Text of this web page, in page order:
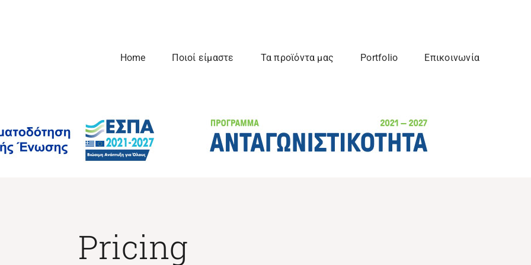
Home Ποιοί είμαστε Τα προϊόντα μας Portfolio Επικοινωνία
Pricing